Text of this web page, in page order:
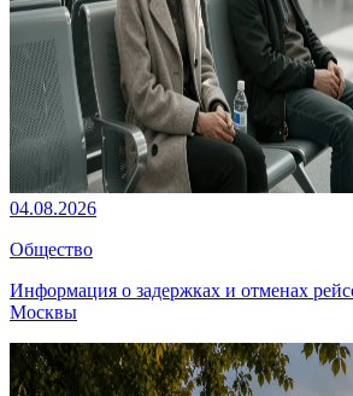
04.08.2026
Общество
Информация о задержках и отменах
Москвы